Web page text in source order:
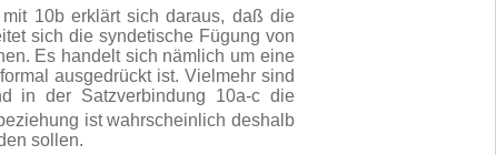
10b erklärt sich daraus, daß die
sich die syndetische Fügung von
Es handelt sich nämlich um eine
ausgedrückt ist. Vielmehr sind
in der Satzverbindung 10a-c die
ist wahrscheinlich deshalb
sollen.